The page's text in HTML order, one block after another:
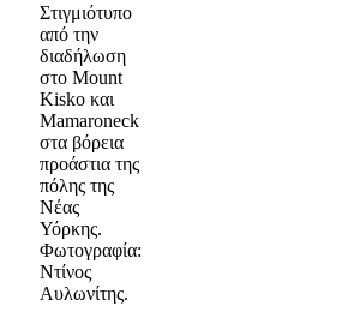
Στιγμιότυπο
από την
διαδήλωση
στο Mount
Kisko και
Mamaroneck
στα βόρεια
προάστια της
πόλης της
Νέας
Υόρκης.
Φωτογραφία:
Ντίνος
Αυλωνίτης.